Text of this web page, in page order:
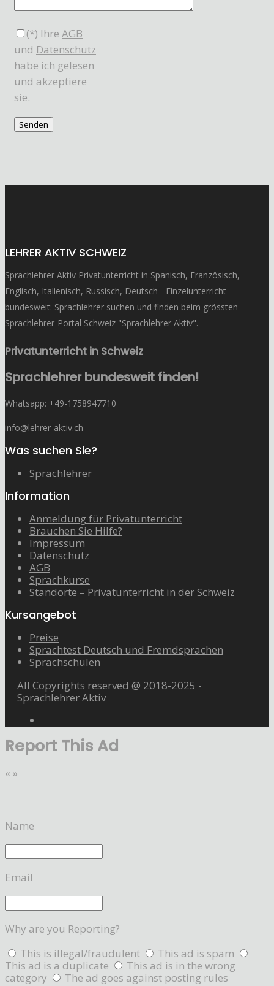
(*) Ihre AGB
und Datenschutz
habe ich gelesen
und akzeptiere
sie.
LEHRER AKTIV SCHWEIZ
Sprachlehrer Aktiv Privatunterricht in Spanisch, Französisch,
Englisch, Italienisch, Russisch, Deutsch - Einzelunterricht
bundesweit: Sprachlehrer suchen und finden beim grössten
Sprachlehrer-Portal Schweiz "Sprachlehrer Aktiv".
Privatunterricht in Schweiz
Sprachlehrer bundesweit finden!
Whatsapp: ‭+49-1758947710
info@lehrer-aktiv.ch
Was suchen Sie?
Sprachlehrer
Information
Anmeldung für Privatunterricht
Brauchen Sie Hilfe?
Impressum
Datenschutz
AGB
Sprachkurse
Standorte – Privatunterricht in der Schweiz
Kursangebot
Preise
Sprachtest Deutsch und Fremdsprachen
Sprachschulen
All Copyrights reserved @ 2018-2025 -
Sprachlehrer Aktiv
Report This Ad
« »
Name
Email
Why are you Reporting?
This is illegal/fraudulent
This ad is spam
This ad is a duplicate
This ad is in the wrong
category
The ad goes against posting rules